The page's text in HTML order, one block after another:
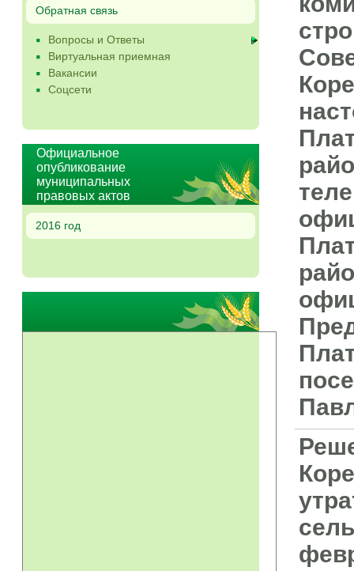
Обратная связь
Вопросы и Ответы
Виртуальная приемная
Вакансии
Соцсети
Официальное
опубликование
муниципальных
правовых актов
2016 год